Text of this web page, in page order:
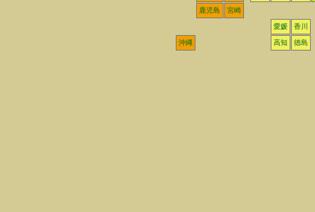
鹿児島 宮崎
愛媛 香川
沖縄 高知 徳島